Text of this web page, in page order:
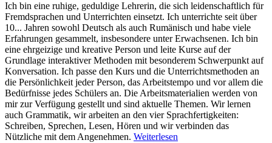
Ich bin eine ruhige, geduldige Lehrerin, die sich leidenschaftlich für
Fremdsprachen und Unterrichten einsetzt. Ich unterrichte seit über
10... Jahren sowohl Deutsch als auch Rumänisch und habe viele
Erfahrungen gesammelt, insbesondere unter Erwachsenen. Ich bin
eine ehrgeizige und kreative Person und leite Kurse auf der
Grundlage interaktiver Methoden mit besonderem Schwerpunkt auf
Konversation. Ich passe den Kurs und die Unterrichtsmethoden an
die Persönlichkeit jeder Person, das Arbeitstempo und vor allem die
Bedürfnisse jedes Schülers an. Die Arbeitsmaterialien werden von
mir zur Verfügung gestellt und sind aktuelle Themen. Wir lernen
auch Grammatik, wir arbeiten an den vier Sprachfertigkeiten:
Schreiben, Sprechen, Lesen, Hören und wir verbinden das
Nützliche mit dem Angenehmen. Weiterlesen